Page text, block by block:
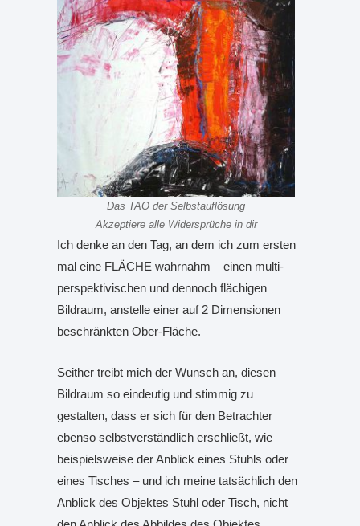
Das TAO der Selbstauflösung
Akzeptiere alle Widersprüche in dir
Ich denke an den Tag, an dem ich zum ersten
mal eine FLÄCHE wahrnahm – einen multi-
perspektivischen und dennoch flächigen
Bildraum, anstelle einer auf 2 Dimensionen
beschränkten Ober-Fläche.
Seither treibt mich der Wunsch an, diesen
Bildraum so eindeutig und stimmig zu
gestalten, dass er sich für den Betrachter
ebenso selbstverständlich erschließt, wie
beispielsweise der Anblick eines Stuhls oder
eines Tisches – und ich meine tatsächlich den
Anblick des Objektes Stuhl oder Tisch, nicht
den Anblick des Abbildes des Objektes…